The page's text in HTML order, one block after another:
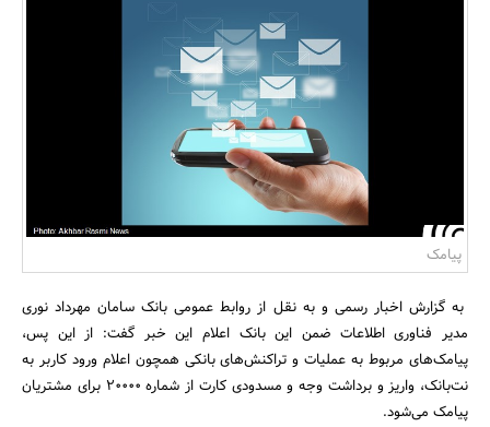
پیامک
به گزارش اخبار رسمی و به نقل از روابط عمومی بانک سامان مهرداد نوری
مدیر فناوری اطلاعات ضمن این بانک اعلام این خبر گفت: از این پس،
پیامک‌های مربوط به عملیات و تراکنش‌های بانکی همچون اعلام ورود کاربر به
نت‌بانک، واریز و برداشت وجه و مسدودی کارت از شماره 20000 برای مشتریان
پیامک می‌شود.